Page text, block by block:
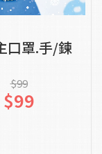
口罩.手/鍊
$99
$99